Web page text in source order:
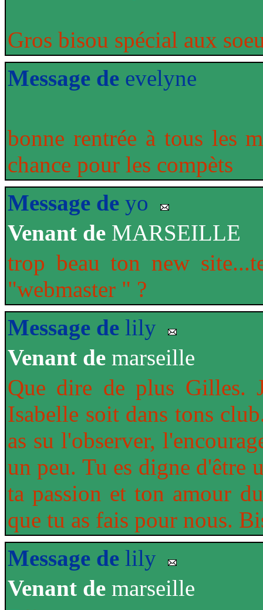
Gros bisou spécial aux
Message de evelyne
bonne rentrée à tous les
chance pour les compèts
Message de yo
Venant de MARSEILLE
trop beau ton new
"webmaster " ?
Message de lily
Venant de marseille
Que dire de plus Gilles.
Isabelle soit dans tons
as su l'observer,
un peu. Tu es digne d'être
ta passion et ton amour
que tu as fais pour nous.
Message de lily
Venant de marseille